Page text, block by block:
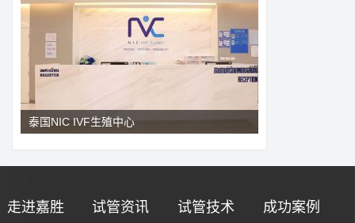
泰国NIC IVF生殖中心
走进嘉胜 试管资讯 试管技术 成功案例